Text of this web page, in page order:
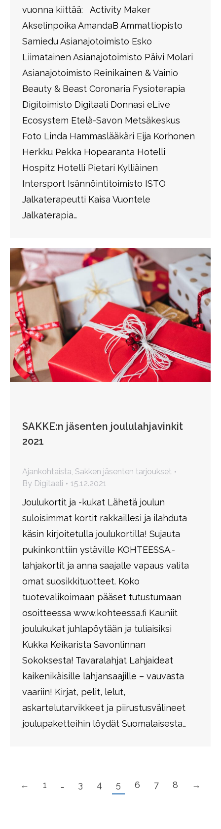
vuonna kiittää: Activity Maker
Akselinpoika AmandaB Ammattiopisto
Samiedu Asianajotoimisto Esko
Liimatainen Asianajotoimisto Päivi Molari
Asianajotoimisto Reinikainen & Vainio
Beauty & Beast Coronaria Fysioterapia
Digitoimisto Digitaali Donnasi eLive
Ecosystem Etelä-Savon Metsäkeskus
Foto Linda Hammaslääkäri Eija Korhonen
Herkku Pekka Hopearanta Hotelli
Hospitz Hotelli Pietari Kylliäinen
Intersport Isännöintitoimisto ISTO
Jalkaterapeutti Kaisa Vuontele
Jalkaterapia…
SAKKE:n jäsenten joululahjavinkit
2021
Ajankohtaista, Sakken jäsenten tarjoukset
By Digitaali 15.12.2021
Joulukortit ja -kukat Lähetä joulun
suloisimmat kortit rakkaillesi ja ilahduta
käsin kirjoitetulla joulukortilla! Sujauta
pukinkonttiin ystäville KOHTEESSA.-
lahjakortit ja anna saajalle vapaus valita
omat suosikkituotteet. Koko
tuotevalikoimaan pääset tutustumaan
osoitteessa www.kohteessa.fi Kauniit
joulukukat juhlapöytään ja tuliaisiksi
Kukka Keikarista Savonlinnan
Sokoksesta! Tavaralahjat Lahjaideat
kaikenikäisille lahjansaajille – vauvasta
vaariin! Kirjat, pelit, lelut,
askartelutarvikkeet ja piirustusvälineet
joulupaketteihin löydät Suomalaisesta…
← 1 … 3 4 5 6 7 8 →